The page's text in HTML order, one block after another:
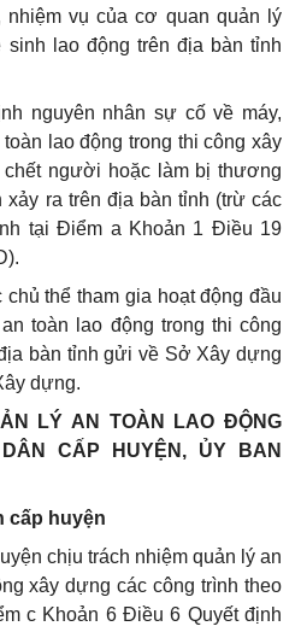
vụ của cơ quan quản lý
lao động trên địa bàn tỉnh
nguyên nhân sự cố về máy,
lao động trong thi công xây
người hoặc làm bị thương
ra trên địa bàn tỉnh (trừ các
tại Điểm a Khoản 1 Điều 19
thể tham gia hoạt động đầu
toàn lao động trong thi công
bàn tỉnh gửi về Sở Xây dựng
dựng.
LÝ AN TOÀN LAO ĐỘNG
CẤP HUYỆN, ỦY BAN
cấp huyện
chịu trách nhiệm quản lý an
xây dựng các công trình theo
c Khoản 6 Điều 6 Quyết định